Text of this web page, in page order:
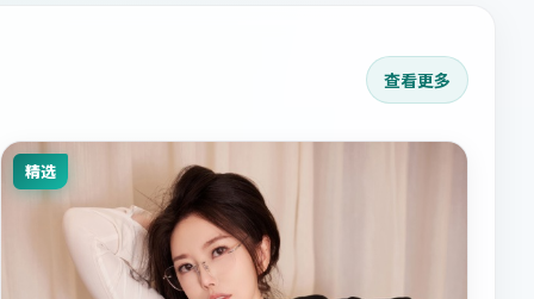
查看更多
精选